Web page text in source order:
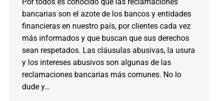
bancarias son el azote de los bancos y entidades
financieras en nuestro país, por clientes cada vez
más informados y que buscan que sus derechos
sean respetados. Las cláusulas abusivas, la usura
y los intereses abusivos son algunas de las
reclamaciones bancarias más comunes. No lo
dude y…